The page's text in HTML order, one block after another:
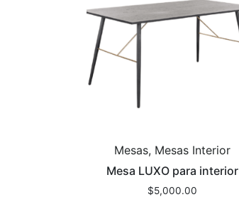
Mesas, Mesas Interior
Mesa LUXO para interior
$5,000.00